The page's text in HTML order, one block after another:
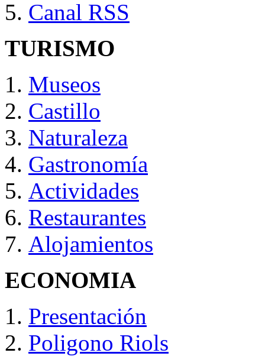
Canal RSS
TURISMO
Museos
Castillo
Naturaleza
Gastronomía
Actividades
Restaurantes
Alojamientos
ECONOMIA
Presentación
Poligono Riols